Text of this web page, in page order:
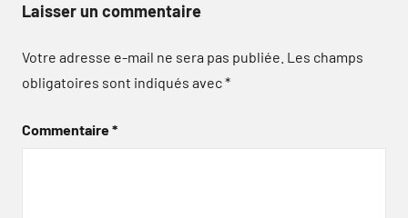
Laisser un commentaire
Votre adresse e-mail ne sera pas publiée. Les champs
obligatoires sont indiqués avec*
Commentaire*